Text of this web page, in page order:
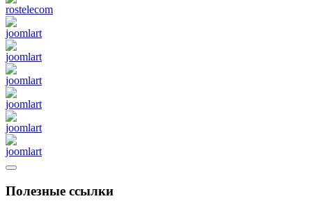
Полезные ссылки